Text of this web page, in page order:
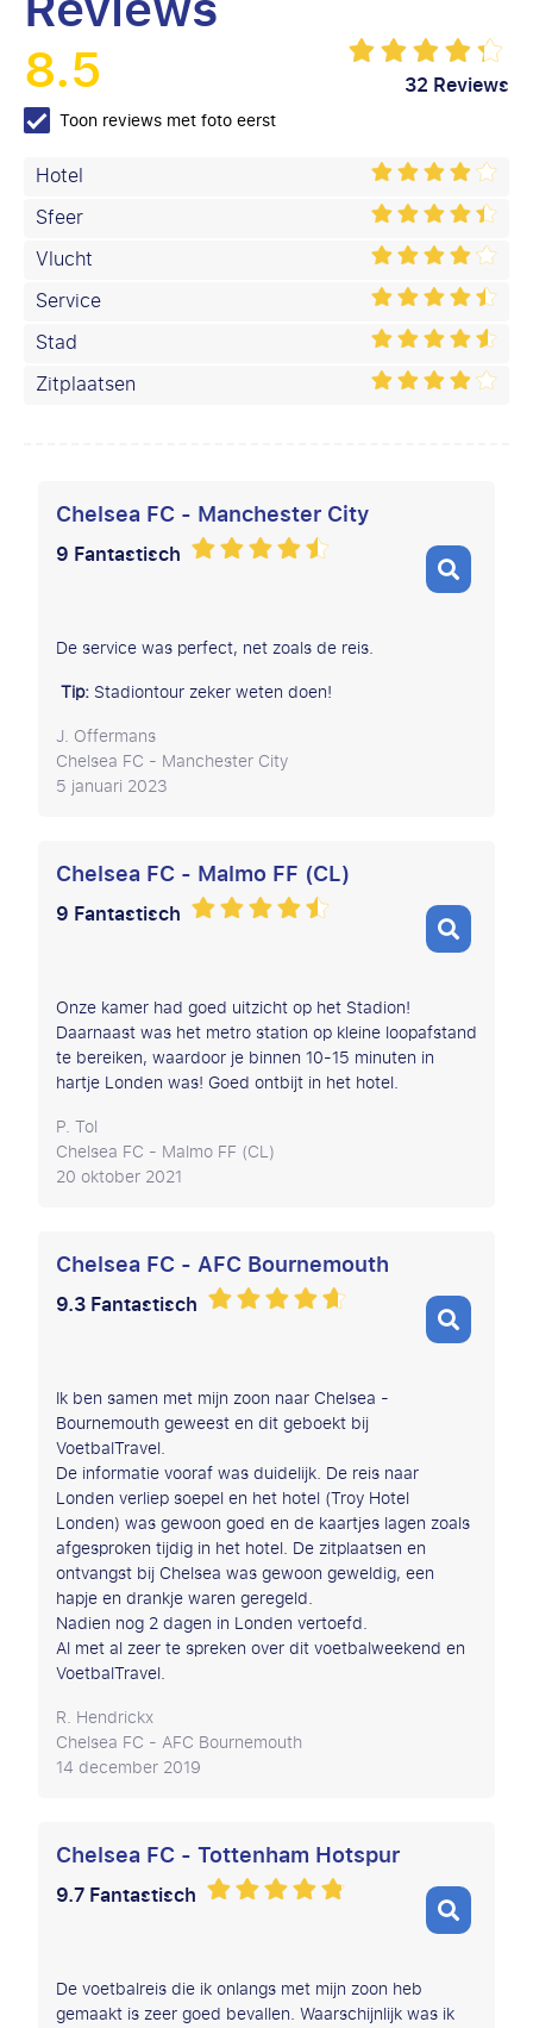
8.5 32 Reviews
Toon reviews met foto eerst
Hotel
Sfeer
Vlucht
Service
Stad
Zitplaatsen
Chelsea FC - Manchester City
9 Fantastisch
De service was perfect, net zoals de reis.
Tip: Stadiontour zeker weten doen!
J. Offermans
Chelsea FC - Manchester City
5 januari 2023
Chelsea FC - Malmo FF (CL)
9 Fantastisch
Onze kamer had goed uitzicht op het Stadion!
Daarnaast was het metro station op kleine loopafstand
te bereiken, waardoor je binnen 10-15 minuten in
hartje Londen was! Goed ontbijt in het hotel.
P. Tol
Chelsea FC - Malmo FF (CL)
20 oktober 2021
Chelsea FC - AFC Bournemouth
9.3 Fantastisch
Ik ben samen met mijn zoon naar Chelsea -
Bournemouth geweest en dit geboekt bij
VoetbalTravel.
De informatie vooraf was duidelijk. De reis naar
Londen verliep soepel en het hotel (Troy Hotel
Londen) was gewoon goed en de kaartjes lagen zoals
afgesproken tijdig in het hotel. De zitplaatsen en
ontvangst bij Chelsea was gewoon geweldig, een
hapje en drankje waren geregeld.
Nadien nog 2 dagen in Londen vertoefd.
Al met al zeer te spreken over dit voetbalweekend en
VoetbalTravel.
R. Hendrickx
Chelsea FC - AFC Bournemouth
14 december 2019
Chelsea FC - Tottenham Hotspur
9.7 Fantastisch
De voetbalreis die ik onlangs met mijn zoon heb
gemaakt is zeer goed bevallen. Waarschijnlijk was ik